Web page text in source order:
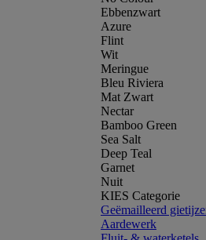
Ebbenzwart
Azure
Flint
Wit
Meringue
Bleu Riviera
Mat Zwart
Nectar
Bamboo Green
Sea Salt
Deep Teal
Garnet
Nuit
KIES Categorie
Geëmailleerd
Aardewerk